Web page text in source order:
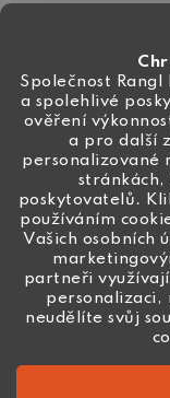
Společnost
a spolehlivé
ověření
a pro další
personalizované
poskytovatelů.
používáním
Vašich osobních
partneři
personalizaci,
neudělíte svůj
info@
+420 774